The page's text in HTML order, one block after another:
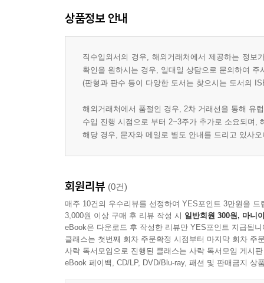
상품정보 안내
직수입외서의 경우, 해외거래처에서 제공하는 정
확인을 원하시는 경우, 일대일 상담으로 문의하여 주
(판형과 판수 등이 다양한 도서는 찾으시는 도서의
해외거래처에서 품절인 경우, 2차 거래선을 통해 유
수입 진행 시점으로 부터 2~3주가 추가로 소요되며,
해당 경우, 문자와 메일로 별도 안내를 드리고 있사
회원리뷰 (0건)
매주 10건의 우수리뷰를 선정하여 YES포인트 3만원을 드
3,000원 이상 구매 후 리뷰 작성 시 일반회원 300원, 마니
eBook은 다운로드 후 작성한 리뷰만 YES포인트 지급됩니
클래스는 첫번째 회차 주문확정 시점부터 마지막 회차 주
사락 독서모임으로 진행된 클래스는 사락 독서모임 게시
eBook 페이백, CD/LP, DVD/Blu-ray, 패션 및 판매금지 상